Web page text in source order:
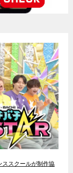
スクールが制作協